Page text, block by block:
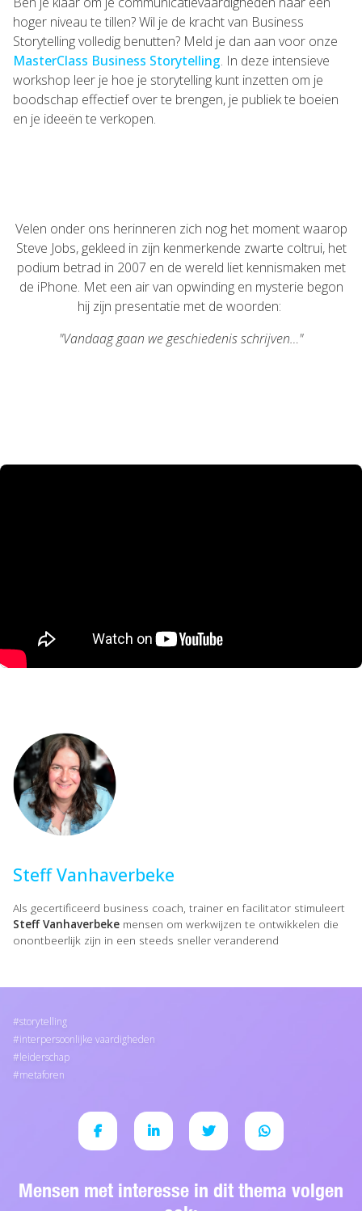
hoger niveau te tillen? Wil je de kracht van Business
Storytelling volledig benutten? Meld je dan aan voor onze
MasterClass Business Storytelling. In deze intensieve
workshop leer je hoe je storytelling kunt inzetten om je
boodschap effectief over te brengen, je publiek te boeien
en je ideeën te verkopen.
Velen onder ons herinneren zich nog het moment waarop
Steve Jobs, gekleed in zijn kenmerkende zwarte coltrui, het
podium betrad in 2007 en de wereld liet kennismaken met
de iPhone. Met een air van opwinding en mysterie begon
hij zijn presentatie met de woorden:
"Vandaag gaan we geschiedenis schrijven…"
Steff Vanhaverbeke
Als gecertificeerd business coach, trainer en facilitator stimuleert
Steff Vanhaverbeke mensen om werkwijzen te ontwikkelen die
onontbeerlijk zijn in een steeds sneller veranderend
storytelling
interpersoonlijke vaardigheden
leiderschap
metaforen
Mensen met interesse in dit thema volgen